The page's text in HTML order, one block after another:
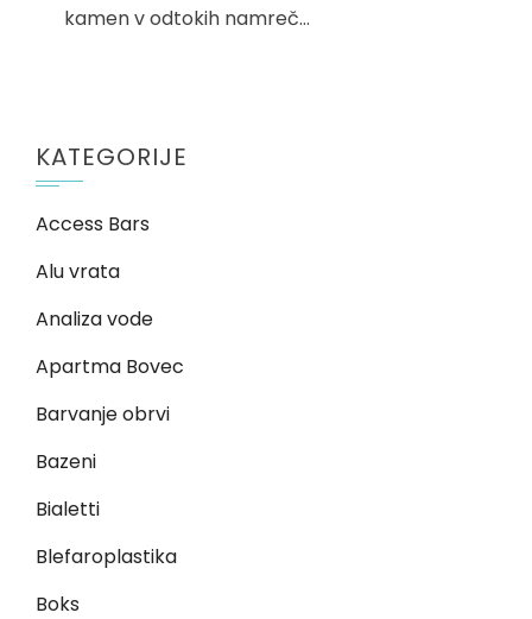
kamen v odtokih namreč…
KATEGORIJE
Access Bars
Alu vrata
Analiza vode
Apartma Bovec
Barvanje obrvi
Bazeni
Bialetti
Blefaroplastika
Boks